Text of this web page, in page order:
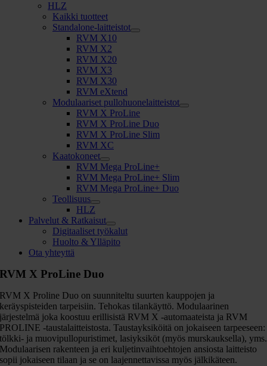
HLZ
Kaikki tuotteet
Standalone-laitteistot
RVM X10
RVM X2
RVM X20
RVM X3
RVM X30
RVM eXtend
Modulaariset pullohuonelaitteistot
RVM X ProLine
RVM X ProLine Duo
RVM X ProLine Slim
RVM XC
Kaatokoneet
RVM Mega ProLine+
RVM Mega ProLine+ Slim
RVM Mega ProLine+ Duo
Teollisuus
HLZ
Palvelut & Ratkaisut
Digitaaliset työkalut
Huolto & Ylläpito
Ota yhteyttä
RVM X ProLine Duo
RVM X Proline Duo on suunniteltu suurten kauppojen ja
keräyspisteiden tarpeisiin. Tehokas tilankäyttö. Modulaarinen
järjestelmä joka koostuu erillisistä RVM X -automaateista ja RVM
PROLINE -taustalaitteistosta. Taustayksiköitä on jokaiseen tarpeeseen:
tölkki- ja muovipullopuristimet, lasiyksiköt (myös murskauksella), yms.
Modulaarisen rakenteen ja eri kuljetinvaihtoehtojen ansiosta laitteisto
sopii jokaiseen tilaan ja se on laajennettavissa myös jälkikäteen.